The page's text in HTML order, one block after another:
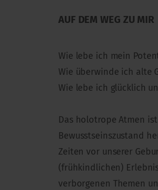
AUF DEM WEG ZU MIR
Wie lebe ich mein
Wie überwinde ich alte
Wie lebe ich glücklich
Das holotrope Atmen
Bewusstseinszustand
Zeiten vor unserer
(frühkindlichen)
verborgenen Themen